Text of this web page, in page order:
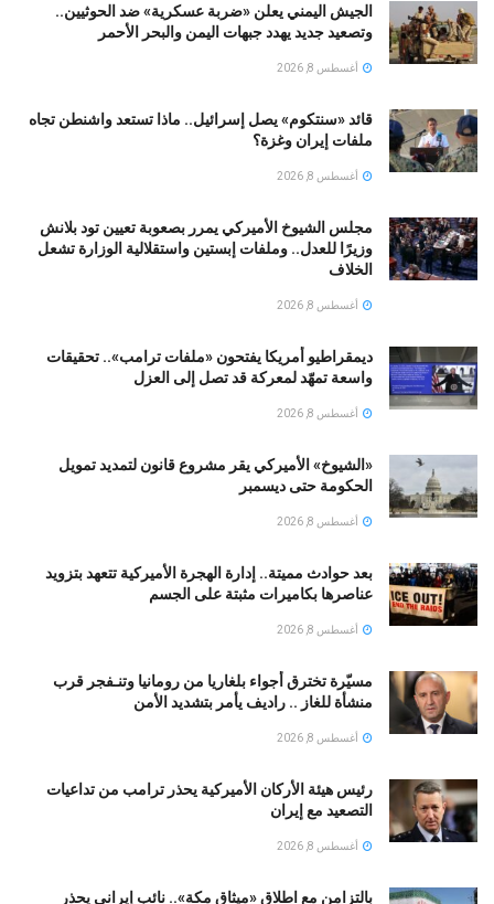
الجيش اليمني يعلن «ضربة عسكرية» ضد الحوثيين..
وتصعيد جديد يهدد جبهات اليمن والبحر الأحمر
أغسطس 8, 2026
قائد «سنتكوم» يصل إسرائيل.. ماذا تستعد واشنطن تجاه
ملفات إيران وغزة؟
أغسطس 8, 2026
مجلس الشيوخ الأميركي يمرر بصعوبة تعيين تود بلانش
وزيرًا للعدل.. وملفات إبستين واستقلالية الوزارة تشعل
الخلاف
أغسطس 8, 2026
ديمقراطيو أمريكا يفتحون «ملفات ترامب».. تحقيقات
واسعة تمهّد لمعركة قد تصل إلى العزل
أغسطس 8, 2026
«الشيوخ» الأميركي يقر مشروع قانون لتمديد تمويل
الحكومة حتى ديسمبر
أغسطس 8, 2026
بعد حوادث مميتة.. إدارة الهجرة الأميركية تتعهد بتزويد
عناصرها بكاميرات مثبتة على الجسم
أغسطس 8, 2026
مسيّرة تخترق أجواء بلغاريا من رومانيا وتنـفجر قرب
منشأة للغاز .. راديف يأمر بتشديد الأمن
أغسطس 8, 2026
رئيس هيئة الأركان الأميركية يحذر ترامب من تداعيات
التصعيد مع إيران
أغسطس 8, 2026
بالتزامن مع اطلاق «ميثاق مكة».. نائب إيراني يحذر